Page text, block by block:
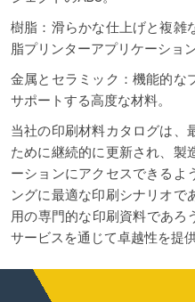
樹脂：滑らかな仕上げと複雑
脂プリンターアプリケーション
金属とセラミック：機能的な
サポートする高度な材料。
当社の印刷材料カタログは、
ために継続的に更新され、製
ーションにアクセスできるよ
ングに最適な印刷シナリオで
用の専門的な印刷資料であ
サービスを通じて卓越性を提供